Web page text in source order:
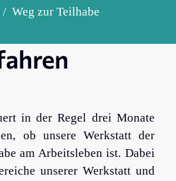
Weg zur Teilhabe
in der Regel drei Monate
ob unsere Werkstatt der
am Arbeitsleben ist. Dabei
unserer Werkstatt und